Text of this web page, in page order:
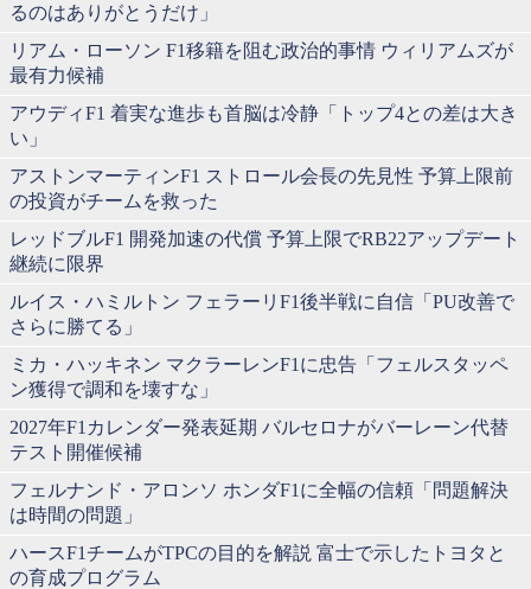
るのはありがとうだけ」
リアム・ローソン F1移籍を阻む政治的事情 ウィリアムズが
最有力候補
アウディF1 着実な進歩も首脳は冷静「トップ4との差は大き
い」
アストンマーティンF1 ストロール会長の先見性 予算上限前
の投資がチームを救った
レッドブルF1 開発加速の代償 予算上限でRB22アップデート
継続に限界
ルイス・ハミルトン フェラーリF1後半戦に自信「PU改善で
さらに勝てる」
ミカ・ハッキネン マクラーレンF1に忠告「フェルスタッペ
ン獲得で調和を壊すな」
2027年F1カレンダー発表延期 バルセロナがバーレーン代替
テスト開催候補
フェルナンド・アロンソ ホンダF1に全幅の信頼「問題解決
は時間の問題」
ハースF1チームがTPCの目的を解説 富士で示したトヨタと
の育成プログラム